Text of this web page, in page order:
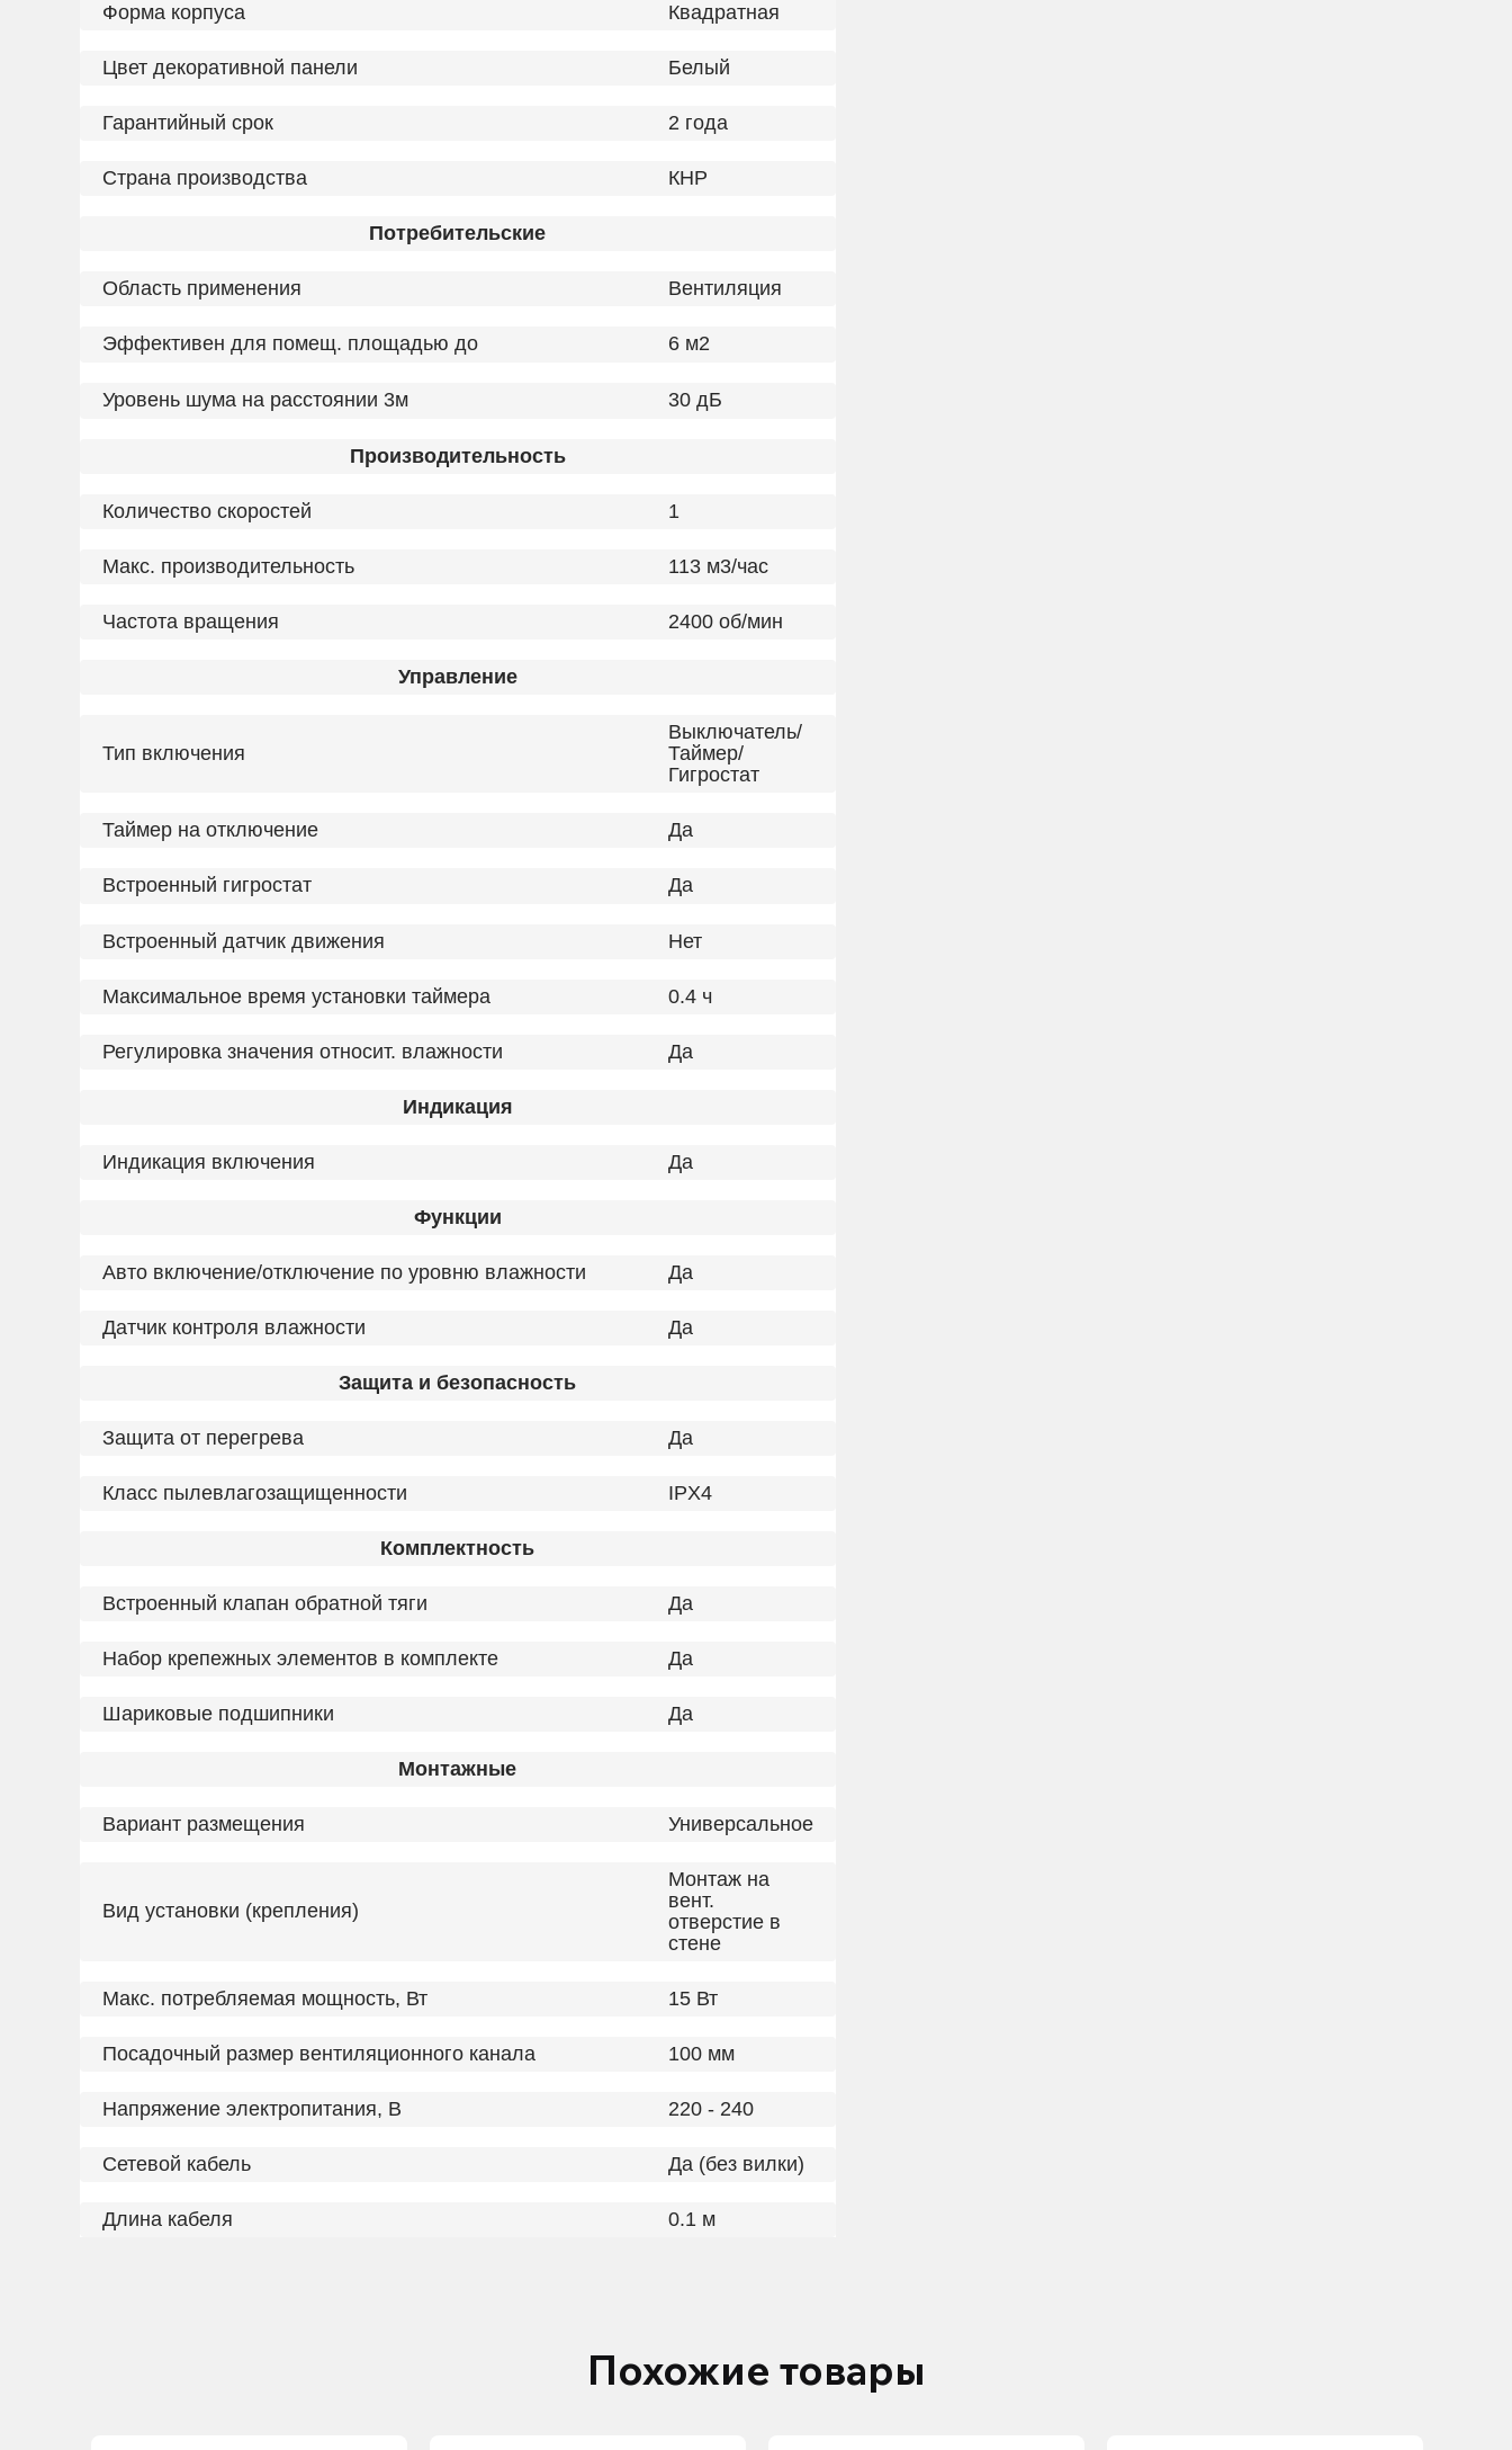
Форма корпуса Квадратная
Цвет декоративной панели Белый
Гарантийный срок 2 года
Страна производства КНР
Потребительские
Область применения Вентиляция
Эффективен для помещ. площадью до 6 м2
Уровень шума на расстоянии 3м 30 дБ
Производительность
Количество скоростей 1
Макс. производительность 113 м3/час
Частота вращения 2400 об/мин
Управление
Тип включения
Выключатель/
Таймер/
Гигростат
Таймер на отключение Да
Встроенный гигростат Да
Встроенный датчик движения Нет
Максимальное время установки таймера 0.4 ч
Регулировка значения относит. влажности Да
Индикация
Индикация включения Да
Функции
Авто включение/отключение по уровню влажности Да
Датчик контроля влажности Да
Защита и безопасность
Защита от перегрева Да
Класс пылевлагозащищенности IPX4
Комплектность
Встроенный клапан обратной тяги Да
Набор крепежных элементов в комплекте Да
Шариковые подшипники Да
Монтажные
Вариант размещения Универсальное
Вид установки (крепления)
Монтаж на
вент.
отверстие в
стене
Макс. потребляемая мощность, Вт 15 Вт
Посадочный размер вентиляционного канала 100 мм
Напряжение электропитания, В 220 - 240
Сетевой кабель Да (без вилки)
Длина кабеля 0.1 м
Похожие товары